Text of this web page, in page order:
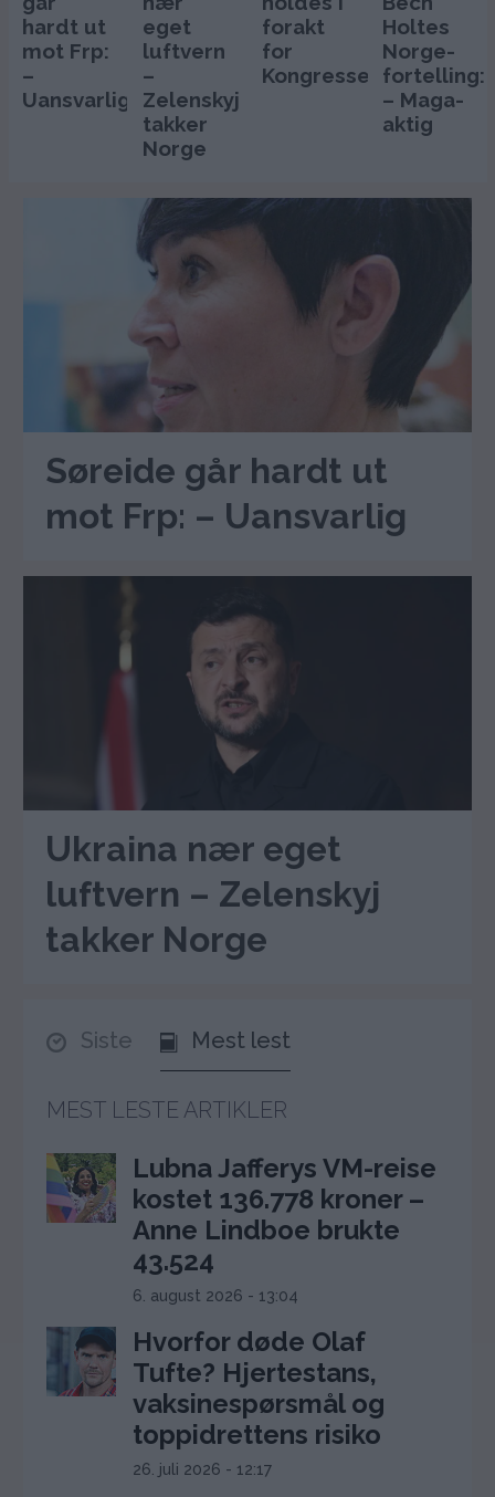
hardt ut
mot Frp:
–
Uansvarlig
eget
luftvern
–
Zelenskyj
takker
Norge
forakt
for
Kongressen
Holtes
Norge-
fortelling:
– Maga-
aktig
Søreide går hardt ut
mot Frp: – Uansvarlig
Ukraina nær eget
luftvern – Zelenskyj
takker Norge
Siste Mest lest
MEST LESTE ARTIKLER
Lubna Jafferys VM-reise
kostet 136.778 kroner –
Anne Lindboe brukte
43.524
6. august 2026 - 13:04
Hvorfor døde Olaf
Tufte? Hjertestans,
vaksinespørsmål og
toppidrettens risiko
26. juli 2026 - 12:17